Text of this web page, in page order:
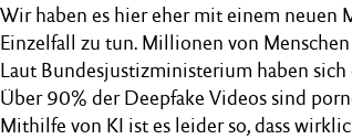
Wir haben es hier eher mit einem neuen
Einzelfall zu tun. Millionen von
Laut Bundesjustizministerium haben
Über 90% der Deepfake Videos sind
Mithilfe von KI ist es leider so, dass